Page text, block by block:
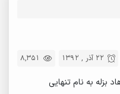
8,351 22 آذر , 1392
بزله به نام تنهایی